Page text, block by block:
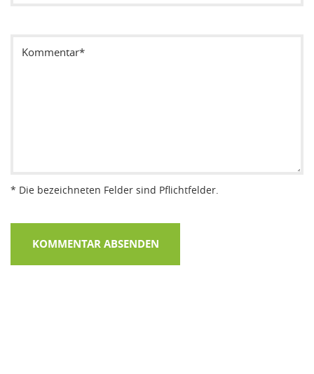
* Die bezeichneten Felder sind Pflichtfelder.